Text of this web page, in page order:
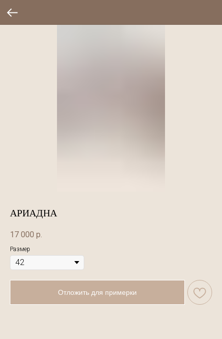
АРИАДНА
17 000 р.
Размер
Отложить для примерки